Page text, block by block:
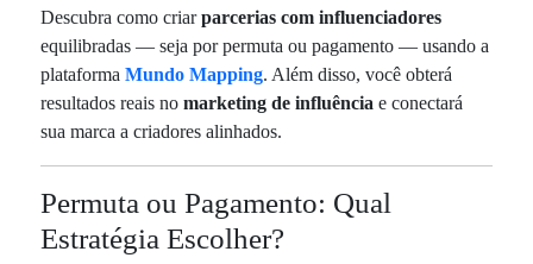
Descubra como criarparcerias com influenciadores
equilibradas — seja por permuta ou pagamento — usando a
plataformaMundo Mapping. Além disso, você obterá
resultados reais nomarketing de influência e conectará
sua marca a criadores alinhados.
Permuta ou Pagamento: Qual
Estratégia Escolher?